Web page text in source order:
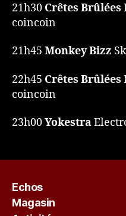
21h30 Crêtes Brûlées
coincoin
21h45 Monkey Bizz
22h45 Crêtes Brûlées
coincoin
23h00Yokestra
Echos
Magasin